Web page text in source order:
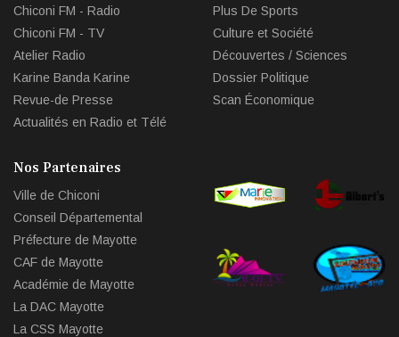
Chiconi FM - Radio
Chiconi FM - TV
Atelier Radio
Karine Banda Karine
Revue-de Presse
Actualités en Radio et Télé
Plus De Sports
Culture et Société
Découvertes / Sciences
Dossier Politique
Scan Économique
Nos Partenaires
Ville de Chiconi
Conseil Départemental
Préfecture de Mayotte
CAF de Mayotte
Académie de Mayotte
La DAC Mayotte
La CSS Mayotte